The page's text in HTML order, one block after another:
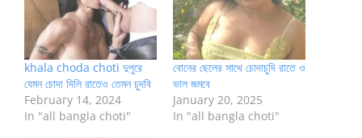
khala choda choti দুপুরে
যেমন চোদা দিলি রাতেও তেমন চুদবি
February 14, 2024
In "all bangla choti"
বোনের ছেলের সাথে চোদাচুদি রাতে ও
ভাল জমবে
January 20, 2025
In "all bangla choti"